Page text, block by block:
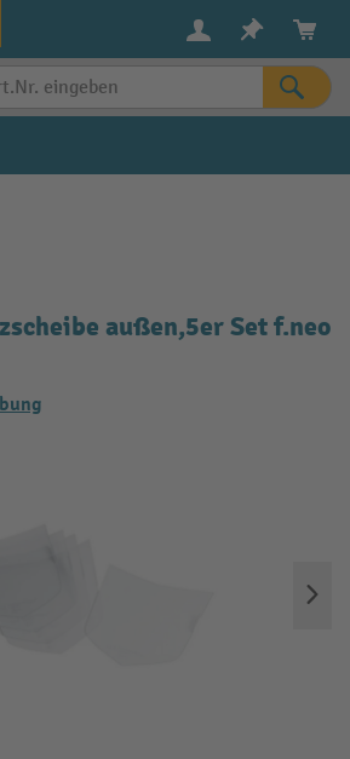
außen,5er Set f.neo